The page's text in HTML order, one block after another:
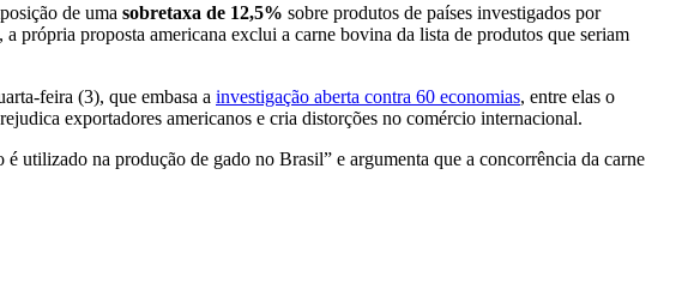
de uma sobretaxa de 12,5% sobre produtos de países investigados por
a própria proposta americana exclui a carne bovina da lista de produtos que seriam
feira (3), que embasa a investigação aberta contra 60 economias, entre elas o
exportadores americanos e cria distorções no comércio internacional.
utilizado na produção de gado no Brasil” e argumenta que a concorrência da carne